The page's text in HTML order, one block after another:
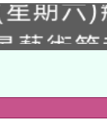
水達
系列
藝術
學前